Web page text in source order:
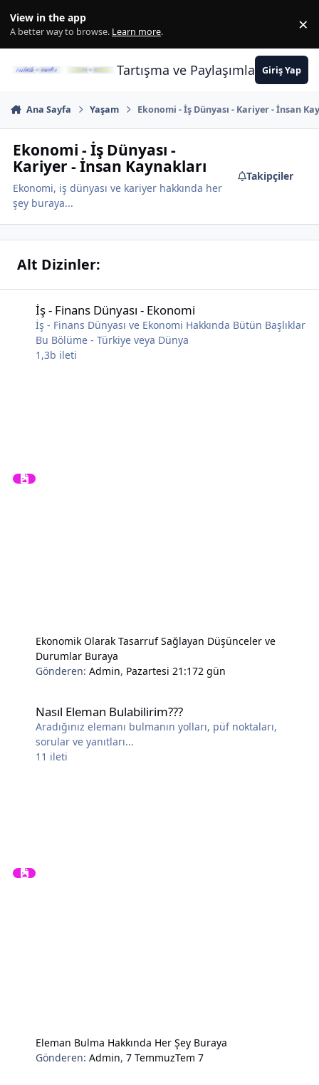
View in the app
A better way to browse. Learn more. ×
Tartışma ve PaylaşımlarınGiriş Yap
Ana Sayfa Yaşam Ekonomi - İş Dünyası - Kariyer - İnsan
Ekonomi - İş Dünyası -
Kariyer - İnsan Kaynakları
Ekonomi, iş dünyası ve kariyer hakkında her
şey buraya...
Takipçiler
Alt Dizinler:
İş - Finans Dünyası - Ekonomi
İş - Finans Dünyası ve Ekonomi Hakkında Bütün Başlıklar
Bu Bölüme - Türkiye veya Dünya
1,3b ileti
Ekonomik Olarak Tasarruf Sağlayan Düşünceler ve
Durumlar Buraya
Gönderen:Admin, Pazartesi 21:172 gün
Nasıl Eleman Bulabilirim???
Aradığınız elemanı bulmanın yolları, püf noktaları,
sorular ve yanıtları...
11 ileti
Eleman Bulma Hakkında Her Şey Buraya
Gönderen:Admin,7 TemmuzTem 7